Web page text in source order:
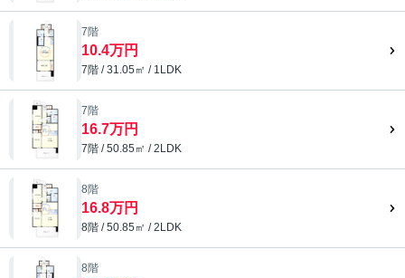
7階
10.4万円
7階 / 31.05㎡ / 1LDK
7階
16.7万円
7階 / 50.85㎡ / 2LDK
8階
16.8万円
8階 / 50.85㎡ / 2LDK
8階